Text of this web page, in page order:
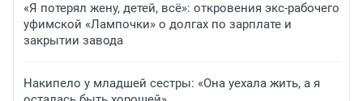
«Я потерял жену, детей, всё»: откровения экс-рабочего
уфимской «Лампочки» о долгах по зарплате и
закрытии завода
Накипело у младшей сестры: «Она уехала жить, а я